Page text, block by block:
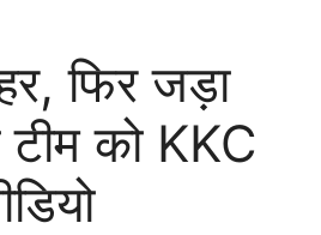
फिर जड़ा
टीम को KKC